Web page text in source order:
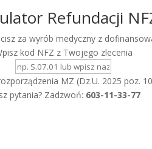
Refundacji
za wyrób medyczny z
kod NFZ z Twojego zlecenia
MZ (Dz.U. 2025 poz.
pytania? Zadzwoń: 603-11-33-77